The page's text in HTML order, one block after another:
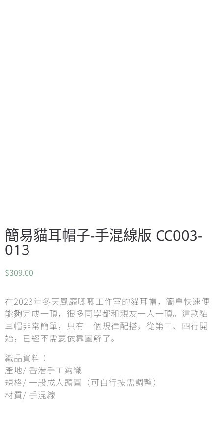
簡易貓耳帽子-手混線版 CC003-
013
$309.00
在2023年冬天風靡唧唧工作室的貓耳帽，簡單快速便
能夠完成一頂，很多同學都和親友一人一頂。這款貓
耳帽非常簡單，只有一個規律配搭，從第三、四行開
始，已經不需要依靠圖解了。
織品資料：
產地/ 香港手工鉤織
規格/ 一般成人頭圍（可自行按需調整）
材質/ 手混線